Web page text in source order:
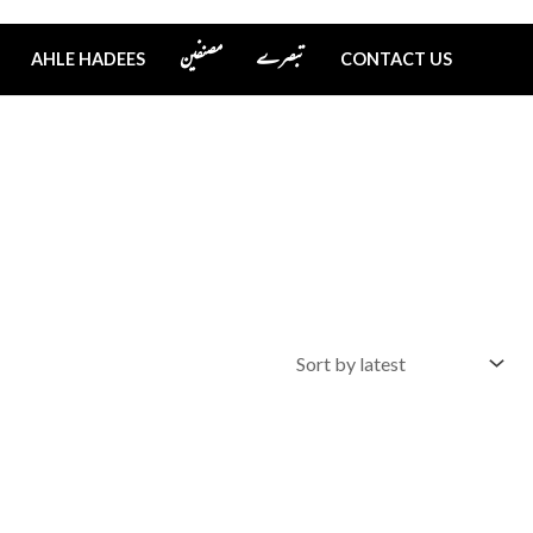
AHLE HADEES مصنفین تبصرے CONTACT US